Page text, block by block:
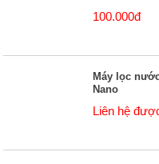
100.000đ
Máy lọc
Nano
Liên hệ